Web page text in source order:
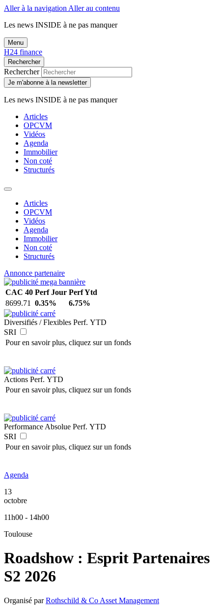
Aller à la navigation Aller au contenu
Les news INSIDE à ne pas manquer
Menu
H24 finance
Rechercher
Rechercher
Je m'abonne à la newsletter
Les news INSIDE à ne pas manquer
Articles
OPCVM
Vidéos
Agenda
Immobilier
Non coté
Structurés
Articles
OPCVM
Vidéos
Agenda
Immobilier
Non coté
Structurés
Annonce partenaire
CAC 40 Perf Jour Perf Ytd
8699.71
0.35% 6.75%
Diversifiés / Flexibles Perf. YTD
SRI
Pour en savoir plus, cliquez sur un fonds
Actions Perf. YTD
Pour en savoir plus, cliquez sur un fonds
Performance Absolue Perf. YTD
SRI
Pour en savoir plus, cliquez sur un fonds
Agenda
13
octobre
11h00 - 14h00
Toulouse
Roadshow : Esprit Partenaires
S2 2026
Organisé parRothschild & Co Asset Management